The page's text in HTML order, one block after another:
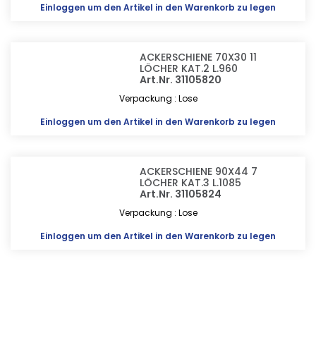
Einloggen um den Artikel in den Warenkorb zu legen
ACKERSCHIENE 70X30 11
LÖCHER KAT.2 L.960
Art.Nr. 31105820
Verpackung : Lose
Einloggen um den Artikel in den Warenkorb zu legen
ACKERSCHIENE 90X44 7
LÖCHER KAT.3 L.1085
Art.Nr. 31105824
Verpackung : Lose
Einloggen um den Artikel in den Warenkorb zu legen